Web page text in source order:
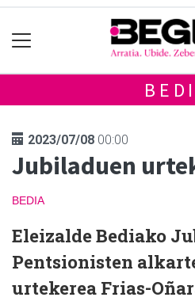
2023/07/08 00:00
Jubiladuen
BEDIA
Eleizalde Bediako
Pentsionisten
urtekerea Frias-